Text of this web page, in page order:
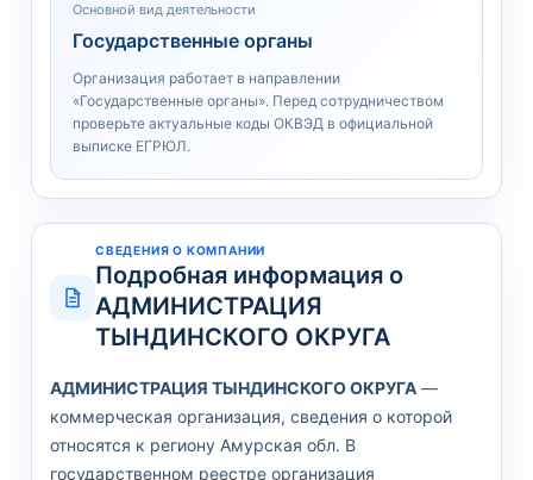
Основной вид деятельности
Государственные органы
Организация работает в направлении
«Государственные органы». Перед сотрудничеством
проверьте актуальные коды ОКВЭД в официальной
выписке ЕГРЮЛ.
СВЕДЕНИЯ О КОМПАНИИ
Подробная информация о
АДМИНИСТРАЦИЯ
ТЫНДИНСКОГО ОКРУГА
АДМИНИСТРАЦИЯ ТЫНДИНСКОГО ОКРУГА —
коммерческая организация, сведения о которой
относятся к региону Амурская обл. В
государственном реестре организация